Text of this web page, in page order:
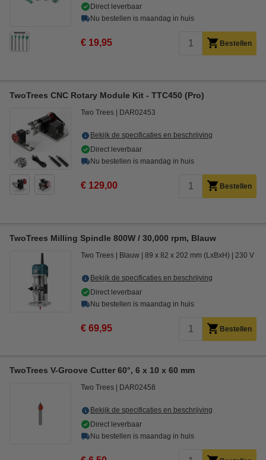
Direct leverbaar
Nu bestellen is maandag in huis
€ 19,95 Bestellen
TwoTrees CNC Rotary Module Kit - TTC450 (Pro)
Two Trees DAR02453
Bekijk de specificaties en beschrijving
Direct leverbaar
Nu bestellen is maandag in huis
€ 129,00 Bestellen
TwoTrees Milling Spindle 800W / 30,000 rpm, Blauw
Two Trees Blauw 89 x 82 x 202 mm (LxBxH) 230 V
Bekijk de specificaties en beschrijving
Direct leverbaar
Nu bestellen is maandag in huis
€ 69,95 Bestellen
TwoTrees V-Groove Cutter 60°, 6 x 10 x 60 mm
Two Trees DAR02458
Bekijk de specificaties en beschrijving
Direct leverbaar
Nu bestellen is maandag in huis